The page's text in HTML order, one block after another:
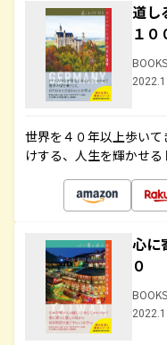
道し
１０
世界を４０年以上歩い
けする、人生を輝かせ
心に
０